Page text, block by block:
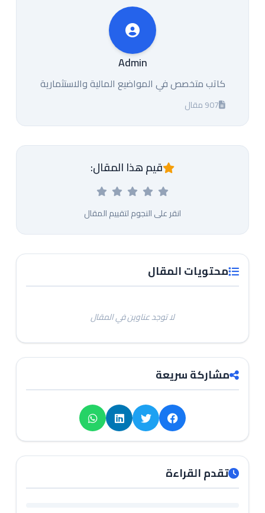
Admin
كاتب متخصص في المواضيع المالية والاستثمارية
907 مقال
قيم هذا المقال:
انقر على النجوم لتقييم المقال
محتويات المقال
لا توجد عناوين في المقال
مشاركة سريعة
تقدم القراءة